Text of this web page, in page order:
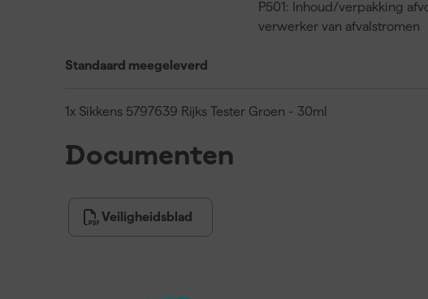
P501: Inhoud/verpakking
verwerker van afvalstromen
Standaard meegeleverd
1x Sikkens 5797639 Rijks Tester Groen - 30ml
Documenten
Veiligheidsblad